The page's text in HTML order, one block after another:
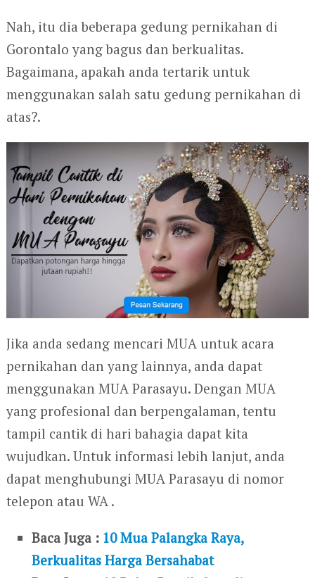
Nah, itu dia beberapa gedung pernikahan di
Gorontalo yang bagus dan berkualitas.
Bagaimana, apakah anda tertarik untuk
menggunakan salah satu gedung pernikahan di
atas?.
Jika anda sedang mencari MUA untuk acara
pernikahan dan yang lainnya, anda dapat
menggunakan MUA Parasayu. Dengan MUA
yang profesional dan berpengalaman, tentu
tampil cantik di hari bahagia dapat kita
wujudkan. Untuk informasi lebih lanjut, anda
dapat menghubungi MUA Parasayu di nomor
telepon atau WA .
Baca Juga : 10 Mua Palangka Raya,
Berkualitas Harga Bersahabat